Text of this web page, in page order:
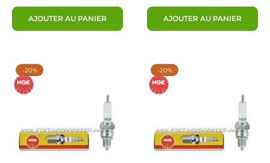
AJOUTER AU PANIER AJOUTER AU PANIER
-20% -20%